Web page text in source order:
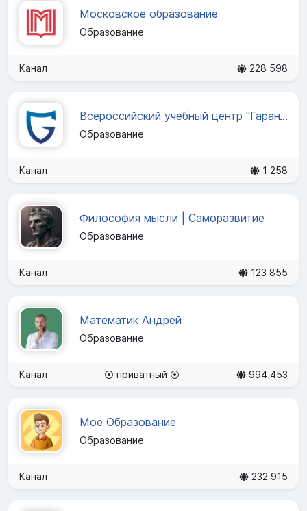
Московское образование
Образование
Канал 228 598
Всероссийский учебный центр "Гарант"
Образование
Канал 1 258
Философия мысли | Саморазвитие
Образование
Канал 123 855
Математик Андрей
Образование
Канал ⦿ приватный ⦿ 994 453
Мое Образование
Образование
Канал 232 915